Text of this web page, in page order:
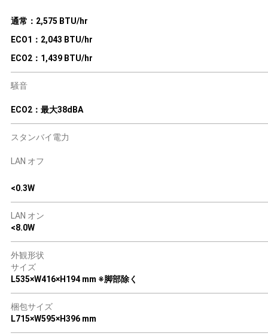
通常：2,575 BTU/hr
ECO1：2,043 BTU/hr
ECO2：1,439 BTU/hr
騒音
ECO2：最大38dBA
スタンバイ電力
LAN オフ
<0.3W
LAN オン
<8.0W
外観形状
サイズ
L535×W416×H194 mm ※脚部除く
梱包サイズ
L715×W595×H396 mm